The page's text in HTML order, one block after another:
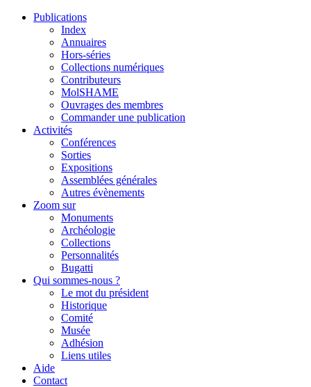
Publications
Index
Annuaires
Hors-séries
Collections numériques
Contributeurs
MolSHAME
Ouvrages des membres
Commander une publication
Activités
Conférences
Sorties
Expositions
Assemblées générales
Autres évènements
Zoom sur
Monuments
Archéologie
Collections
Personnalités
Bugatti
Qui sommes-nous ?
Le mot du président
Historique
Comité
Musée
Adhésion
Liens utiles
Aide
Contact